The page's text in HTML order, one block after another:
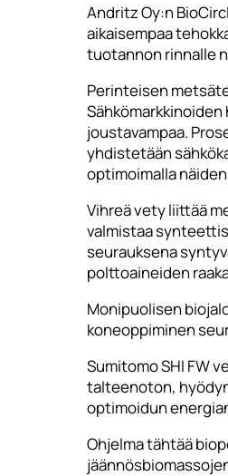
Andritz Oy:n
aikaisempaa
tuotannon rinnalle
Perinteisen
joustavampaa.
yhdistetään
optimoimalla
Vihreä vety liittää
valmistaa
seurauksena
polttoaineiden
Monipuolisen
koneoppiminen
Sumitomo SHI FW
talteenoton,
optimoidun
Ohjelma tähtää